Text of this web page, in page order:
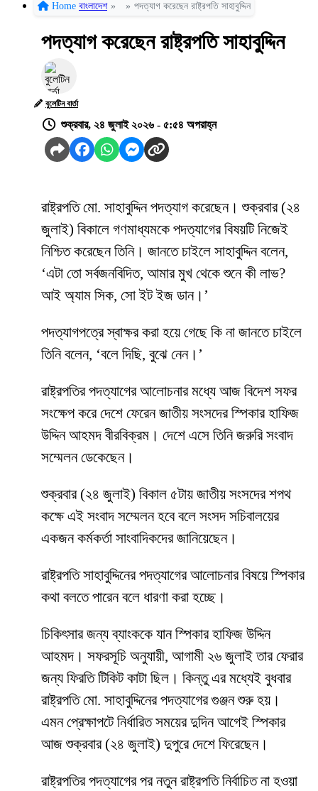
Home বাংলাদেশ » » পদত্যাগ করেছেন রাষ্ট্রপতি সাহাবুদ্দিন
পদত্যাগ করেছেন রাষ্ট্রপতি সাহাবুদ্দিন
বুলেটিন বার্তা
শুক্রবার, ২৪ জুলাই ২০২৬ - ৫:৫৪ অপরাহ্ন
রাষ্ট্রপতি মো. সাহাবুদ্দিন পদত্যাগ করেছেন। শুক্রবার (২৪
জুলাই) বিকালে গণমাধ্যমকে পদত্যাগের বিষয়টি নিজেই
নিশ্চিত করেছেন তিনি। জানতে চাইলে সাহাবুদ্দিন বলেন,
‘এটা তো সর্বজনবিদিত, আমার মুখ থেকে শুনে কী লাভ?
আই অ্যাম সিক, সো ইট ইজ ডান।’
পদত্যাগপত্রে স্বাক্ষর করা হয়ে গেছে কি না জানতে চাইলে
তিনি বলেন, ‘বলে দিছি, বুঝে নেন।’
রাষ্ট্রপতির পদত্যাগের আলোচনার মধ্যে আজ বিদেশ সফর
সংক্ষেপ করে দেশে ফেরেন জাতীয় সংসদের স্পিকার হাফিজ
উদ্দিন আহমদ বীরবিক্রম। দেশে এসে তিনি জরুরি সংবাদ
সম্মেলন ডেকেছেন।
শুক্রবার (২৪ জুলাই) বিকাল ৫টায় জাতীয় সংসদের শপথ
কক্ষে এই সংবাদ সম্মেলন হবে বলে সংসদ সচিবালয়ের
একজন কর্মকর্তা সাংবাদিকদের জানিয়েছেন।
রাষ্ট্রপতি সাহাবুদ্দিনের পদত্যাগের আলোচনার বিষয়ে স্পিকার
কথা বলতে পারেন বলে ধারণা করা হচ্ছে।
চিকিৎসার জন্য ব্যাংককে যান স্পিকার হাফিজ উদ্দিন
আহমদ। সফরসূচি অনুযায়ী, আগামী ২৬ জুলাই তার ফেরার
জন্য ফিরতি টিকিট কাটা ছিল। কিন্তু এর মধ্যেই বুধবার
রাষ্ট্রপতি মো. সাহাবুদ্দিনের পদত্যাগের গুঞ্জন শুরু হয়।
এমন প্রেক্ষাপটে নির্ধারিত সময়ের দুদিন আগেই স্পিকার
আজ শুক্রবার (২৪ জুলাই) দুপুরে দেশে ফিরেছেন।
রাষ্ট্রপতির পদত্যাগের পর নতুন রাষ্ট্রপতি নির্বাচিত না হওয়া